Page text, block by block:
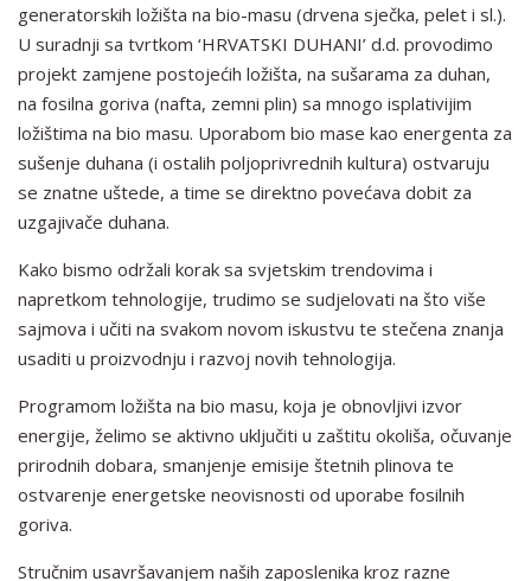
generatorskih ložišta na bio-masu (drvena sječka, pelet i sl.).
U suradnji sa tvrtkom ‘HRVATSKI DUHANI’ d.d. provodimo
projekt zamjene postojećih ložišta, na sušarama za duhan,
na fosilna goriva (nafta, zemni plin) sa mnogo isplativijim
ložištima na bio masu. Uporabom bio mase kao energenta za
sušenje duhana (i ostalih poljoprivrednih kultura) ostvaruju
se znatne uštede, a time se direktno povećava dobit za
uzgajivače duhana.
Kako bismo održali korak sa svjetskim trendovima i
napretkom tehnologije, trudimo se sudjelovati na što više
sajmova i učiti na svakom novom iskustvu te stečena znanja
usaditi u proizvodnju i razvoj novih tehnologija.
Programom ložišta na bio masu, koja je obnovljivi izvor
energije, želimo se aktivno uključiti u zaštitu okoliša, očuvanje
prirodnih dobara, smanjenje emisije štetnih plinova te
ostvarenje energetske neovisnosti od uporabe fosilnih
goriva.
Stručnim usavršavanjem naših zaposlenika kroz razne